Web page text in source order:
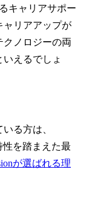
キャリアサポー
ャリアアップが
クノロジーの両
えるでしょ
る方は、
性を踏まえた最
が選ばれる理